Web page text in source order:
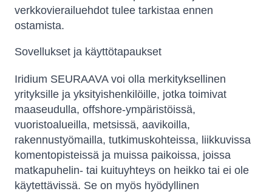
verkkovierailuehdot tulee tarkistaa ennen
ostamista.
Sovellukset ja käyttötapaukset
Iridium SEURAAVA voi olla merkityksellinen
yrityksille ja yksityishenkilöille, jotka toimivat
maaseudulla, offshore-ympäristöissä,
vuoristoalueilla, metsissä, aavikoilla,
rakennustyömailla, tutkimuskohteissa, liikkuvissa
komentopisteissä ja muissa paikoissa, joissa
matkapuhelin- tai kuituyhteys on heikko tai ei ole
käytettävissä. Se on myös hyödyllinen